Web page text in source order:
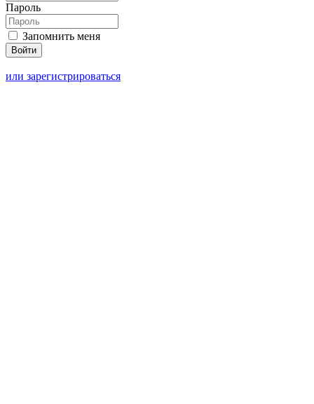
Пароль
Запомнить меня
или зарегистрироваться